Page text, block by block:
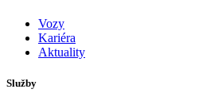
Vozy
Kariéra
Aktuality
Služby